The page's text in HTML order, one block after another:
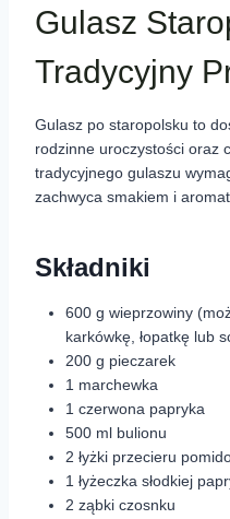
Gulasz
Tradycyjny
Gulasz po staropolsku to
rodzinne uroczystości oraz
tradycyjnego gulaszu
zachwyca smakiem i
Składniki
600 g wieprzowiny
karkówkę, łopatkę lub
200 g pieczarek
1 marchewka
1 czerwona papryka
500 ml bulionu
2 łyżki przecieru
1 łyżeczka słodkiej
2 ząbki czosnku